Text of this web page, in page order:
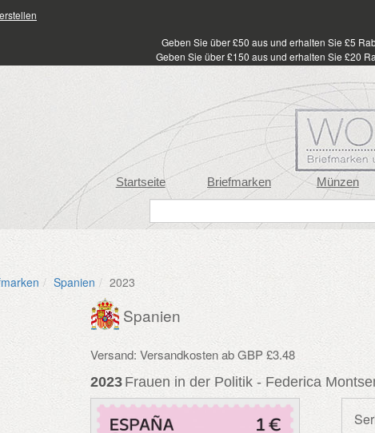
Geben Sie über £50 aus und erhalten Sie £5
Geben Sie über £150 aus und erhalten Sie £20
Startseite Briefmarken Münzen
Spanien 2023
Spanien
Versand: Versandkosten ab GBP £3.48
2023 Frauen in der Politik - Federica